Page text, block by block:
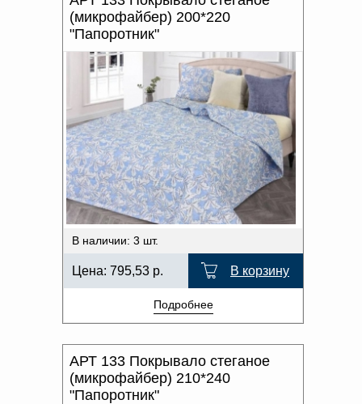
(микрофайбер) 200*220
"Папоротник"
В наличии: 3 шт.
Цена: 795,53 р. В корзину
Подробнее
АРТ 133 Покрывало стеганое
(микрофайбер) 210*240
"Папоротник"